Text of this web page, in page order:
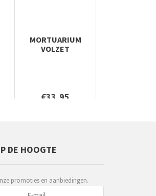
MORTUARIUM
VOLZET
€33,95
DE HOOGTE
promoties en aanbiedingen.